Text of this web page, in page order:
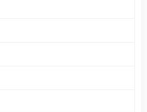
tải trọng tối đa khác nhau